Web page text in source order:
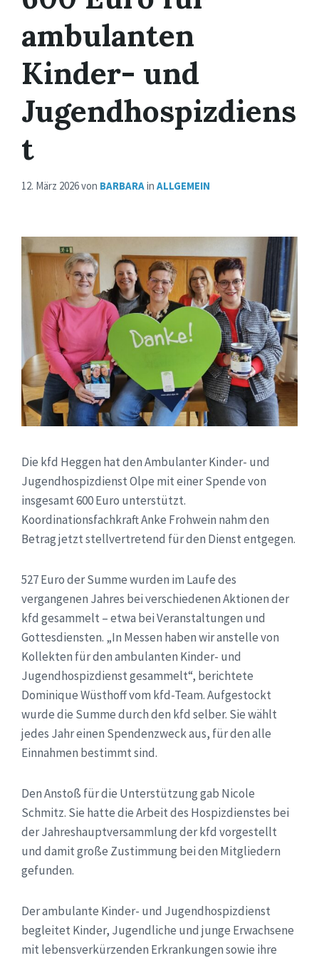
ambulanten
Kinder- und
Jugendhospizdiens
t
12. März 2026von BARBARAin ALLGEMEIN
Die kfd Heggen hat den Ambulanter Kinder- und
Jugendhospizdienst Olpe mit einer Spende von
insgesamt 600 Euro unterstützt.
Koordinationsfachkraft Anke Frohwein nahm den
Betrag jetzt stellvertretend für den Dienst entgegen.
527 Euro der Summe wurden im Laufe des
vergangenen Jahres bei verschiedenen Aktionen der
kfd gesammelt – etwa bei Veranstaltungen und
Gottesdiensten. „In Messen haben wir anstelle von
Kollekten für den ambulanten Kinder- und
Jugendhospizdienst gesammelt“, berichtete
Dominique Wüsthoff vom kfd-Team. Aufgestockt
wurde die Summe durch den kfd selber. Sie wählt
jedes Jahr einen Spendenzweck aus, für den alle
Einnahmen bestimmt sind.
Den Anstoß für die Unterstützung gab Nicole
Schmitz. Sie hatte die Arbeit des Hospizdienstes bei
der Jahreshauptversammlung der kfd vorgestellt
und damit große Zustimmung bei den Mitgliedern
gefunden.
Der ambulante Kinder- und Jugendhospizdienst
begleitet Kinder, Jugendliche und junge Erwachsene
mit lebensverkürzenden Erkrankungen sowie ihre